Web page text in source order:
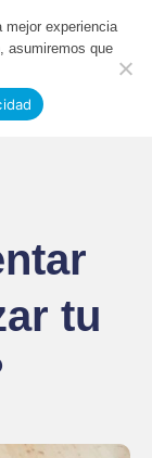
tu
mejor experiencia
asumiremos que